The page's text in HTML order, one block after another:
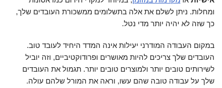
ומחלות. ניתן לשלם את אלה בתשלומים ממשכורת העובדים שלך,
כך שזה לא יהיה יותר מדי נטל.
במקום העבודה המודרני יעילות אינה המדד היחיד לעובד טוב.
העובדים שלך צריכים להיות מאושרים ופרודוקטיביים, וזה יוביל
לשירותים טובים יותר ולמוצרים טובים יותר. תגמול את העובדים
שלך על עבודה טובה שהם עשו, וראה את המורל שלהם עולה.